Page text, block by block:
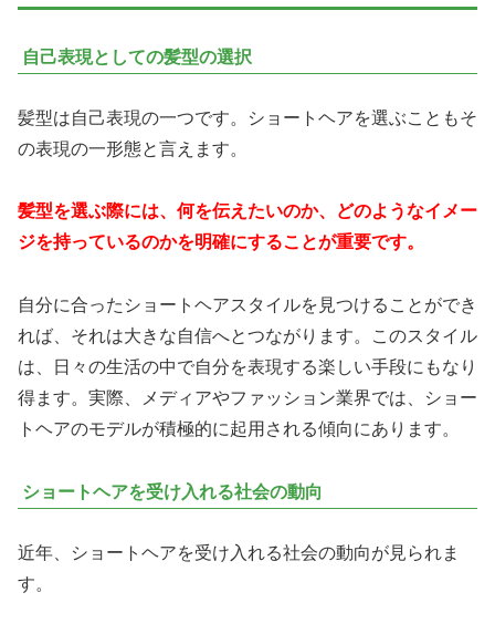
自己表現としての髪型の選択
髪型は自己表現の一つです。ショートヘアを選ぶこともそ
の表現の一形態と言えます。
髪型を選ぶ際には、何を伝えたいのか、どのようなイメー
ジを持っているのかを明確にすることが重要です。
自分に合ったショートヘアスタイルを見つけることができ
れば、それは大きな自信へとつながります。このスタイル
は、日々の生活の中で自分を表現する楽しい手段にもなり
得ます。実際、メディアやファッション業界では、ショー
トヘアのモデルが積極的に起用される傾向にあります。
ショートヘアを受け入れる社会の動向
近年、ショートヘアを受け入れる社会の動向が見られま
す。